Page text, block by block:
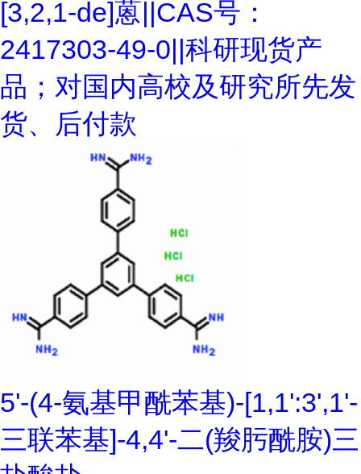
[3,2,1-de]蒽||CAS号：
2417303-49-0||科研现货产
品；对国内高校及研究所先发
货、后付款
5'-(4-氨基甲酰苯基)-[1,1':3',1'-
三联苯基]-4,4'-二(羧肟酰胺)三